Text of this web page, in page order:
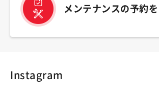
メンテナンスの予約
Instagram